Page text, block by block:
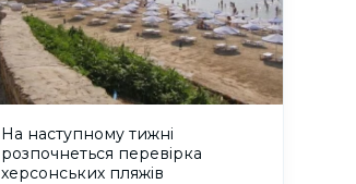
На наступному тижні
розпочнеться перевірка
херсонських пляжів